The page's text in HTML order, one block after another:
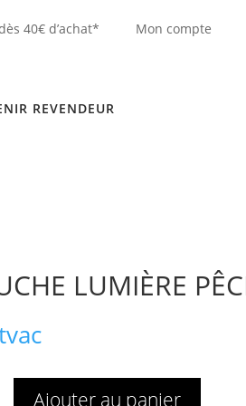
40€ d’achat* Mon compte
REVENDEUR
LUMIÈRE
Ajouter au panier